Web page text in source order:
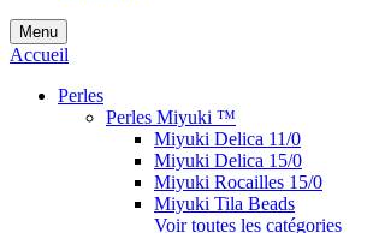
Menu
Accueil
Perles
Perles Miyuki ™
Miyuki Delica 11/0
Miyuki Delica 15/0
Miyuki Rocailles 15/0
Miyuki Tila Beads
Voir toutes les catégories